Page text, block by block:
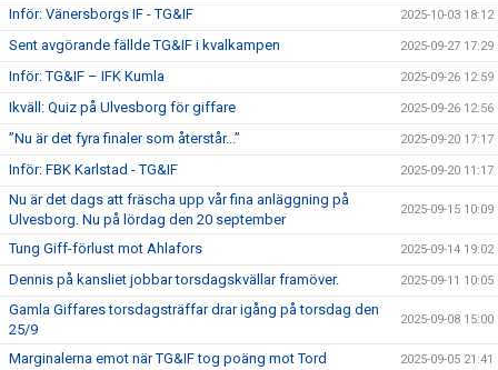
Inför: Vänersborgs IF - TG&IF 2025-10-03 18:12
Sent avgörande fällde TG&IF i kvalkampen 2025-09-27 17:29
Inför: TG&IF – IFK Kumla 2025-09-26 12:59
Ikväll: Quiz på Ulvesborg för giffare 2025-09-26 12:56
”Nu är det fyra finaler som återstår...” 2025-09-20 17:17
Inför: FBK Karlstad - TG&IF 2025-09-20 11:17
Nu är det dags att fräscha upp vår fina anläggning på
Ulvesborg. Nu på lördag den 20 september
2025-09-15 10:09
Tung Giff-förlust mot Ahlafors 2025-09-14 19:02
Dennis på kansliet jobbar torsdagskvällar framöver. 2025-09-11 10:05
Gamla Giffares torsdagsträffar drar igång på torsdag den
25/9
2025-09-08 15:00
Marginalerna emot när TG&IF tog poäng mot Tord 2025-09-05 21:41